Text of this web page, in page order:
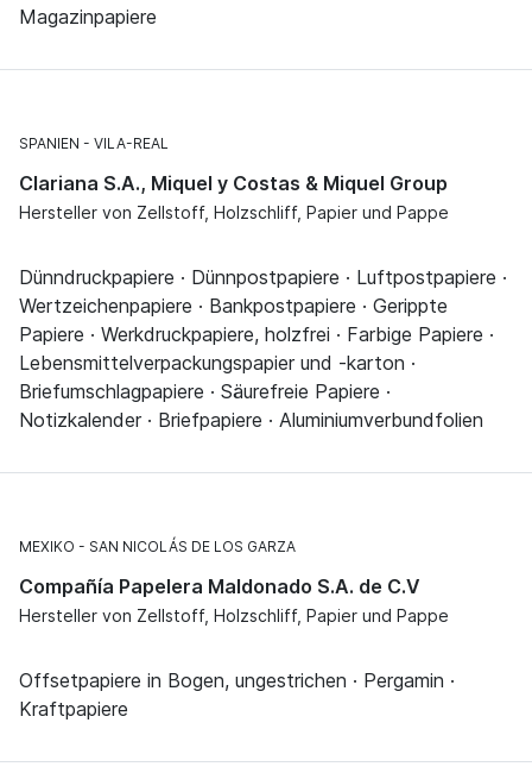
Magazinpapiere
SPANIEN VILA-REAL
Clariana S.A., Miquel y Costas & Miquel Group
Hersteller von Zellstoff, Holzschliff, Papier und Pappe
Dünndruckpapiere · Dünnpostpapiere · Luftpostpapiere ·
Wertzeichenpapiere · Bankpostpapiere · Gerippte
Papiere · Werkdruckpapiere, holzfrei · Farbige Papiere ·
Lebensmittelverpackungspapier und -karton ·
Briefumschlagpapiere · Säurefreie Papiere ·
Notizkalender · Briefpapiere · Aluminiumverbundfolien
MEXIKO SAN NICOLÁS DE LOS GARZA
Compañía Papelera Maldonado S.A. de C.V
Hersteller von Zellstoff, Holzschliff, Papier und Pappe
Offsetpapiere in Bogen, ungestrichen · Pergamin ·
Kraftpapiere